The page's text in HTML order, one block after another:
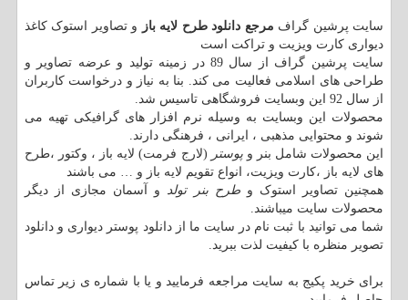
سایت پرشین گراف مرجع دانلود طرح لایه باز
و تصاویر استوک کاغذ
دیواری کارت ویزیت و تراکت است
سایت پرشین گراف از سال 89 در زمینه تولید و عرضه تصاویر و
طراحی های اسلامی فعالیت می کند. بنا به نیاز و درخواست کاربران
از سال 92 این وبسایت فروشگاهی تاسیس شد.
محصولات این وبسایت به وسیله نرم افزار های گرافیکی تهیه می
شوند و محتوایی مذهبی ، ایرانی ، فرهنگی دارند.
این محصولات شامل بنر وپوستر
(لارج فرمت) لایه باز ، وکتور ،طرح
های لایه باز ،کارت ویزیت، انواع تقویم لایه باز و … می باشند
همچنین تصاویر استوک وطرح بنر تولد و آسمان مجازی از دیگر
محصولات سایت میباشند.
شما می توانید با ثبت نام در سایت ما از دانلود پوستر دیواری و دانلود
تصویر منظره با کیفیت لذت ببرید.
برای خرید پکیج به سایت مراجعه فرمایید و یا با شماره ی زیر تماس